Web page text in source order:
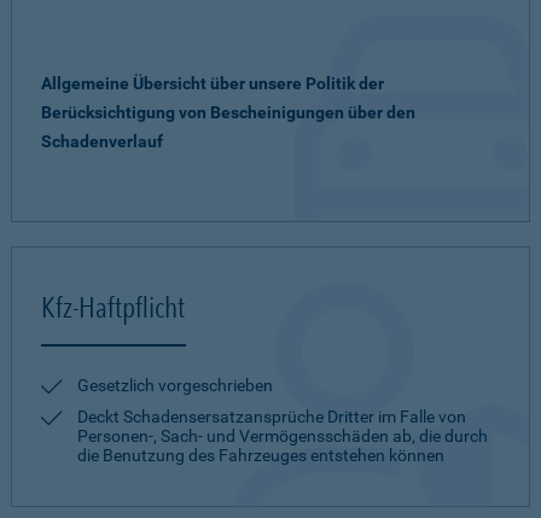
Allgemeine Übersicht über unsere Politik der
Berücksichtigung von Bescheinigungen über den
Schadenverlauf
Kfz-Haftpflicht
Gesetzlich vorgeschrieben
Deckt Schadensersatzansprüche Dritter im Falle von
Personen-, Sach- und Vermögensschäden ab, die durch
die Benutzung des Fahrzeuges entstehen können